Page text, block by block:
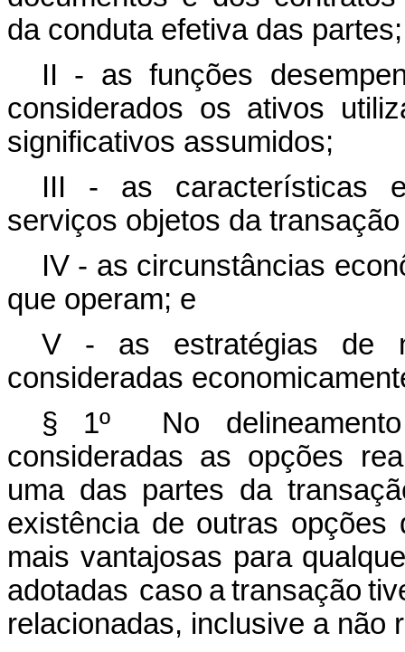
da conduta efetiva das partes;
II - as funções
considerados os ativos
significativos assumidos;
III - as características
serviços objetos da
IV - as circunstâncias
que operam; e
V - as estratégias de
consideradas
§ 1º No delineamento
consideradas as opções
uma das partes da
existência de outras opções
mais vantajosas para
adotadas caso a transação
relacionadas, inclusive a não